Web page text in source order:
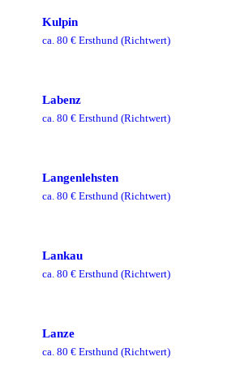
Kulpin
ca. 80 € Ersthund (Richtwert)
Labenz
ca. 80 € Ersthund (Richtwert)
Langenlehsten
ca. 80 € Ersthund (Richtwert)
Lankau
ca. 80 € Ersthund (Richtwert)
Lanze
ca. 80 € Ersthund (Richtwert)